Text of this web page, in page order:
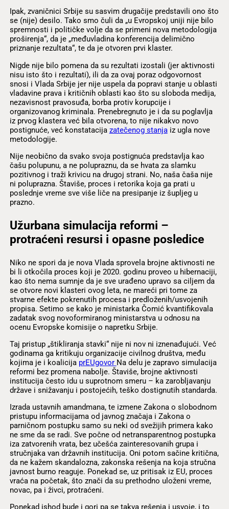
Ipak, zvaničnici Srbije su sasvim drugačije predstavili ono što
se (nije) desilo. Tako smo čuli da „u Evropskoj uniji nije bilo
spremnosti i političke volje da se primeni nova metodologija
proširenja“, da je „međuvladina konferencija delimično
priznanje rezultata“, te da je otvoren prvi klaster.
Nigde nije bilo pomena da su rezultati izostali (jer aktivnosti
nisu isto što i rezultati), ili da za ovaj poraz odgovornost
snosi i Vlada Srbije jer nije uspela da popravi stanje u oblasti
vladavine prava i kritičnih oblasti kao što su sloboda medija,
nezavisnost pravosuđa, borba protiv korupcije i
organizovanog kriminala. Prenebregnuto je i da su poglavlja
iz prvog klastera već bila otvorena, to nije nikakvo novo
postignuće, već konstatacija zatečenog stanja iz ugla nove
metodologije.
Nije neobično da svako svoja postignuća predstavlja kao
čašu polupunu, a ne polupraznu, da se hvata za slamku
pozitivnog i traži krivicu na drugoj strani. No, naša čaša nije
ni poluprazna. Štaviše, proces i retorika koja ga prati u
poslednje vreme sve više liče na presipanje iz šupljeg u
prazno.
Užurbana simulacija reformi –
protraćeni resursi i opasne posledice
Niko ne spori da je nova Vlada sprovela brojne aktivnosti ne
bi li otkočila proces koji je 2020. godinu proveo u hibernaciji,
kao što nema sumnje da je sve urađeno upravo sa ciljem da
se otvore novi klasteri ovog leta, ne mareći pri tome za
stvarne efekte pokrenutih procesa i predloženih/usvojenih
propisa. Setimo se kako je ministarka Čomić kvantifikovala
zadatak svog novoformiranog ministarstva u odnosu na
ocenu Evropske komisije o napretku Srbije.
Taj pristup „štikliranja stavki“ nije ni nov ni iznenađujući. Već
godinama ga kritikuju organizacije civilnog društva, među
kojima je i koalicija prEUgovor Na delu je zapravo simulacija
reformi bez promena nabolje. Štaviše, brojne aktivnosti
institucija često idu u suprotnom smeru – ka zarobljavanju
države i snižavanju i postojećih, teško dostignutih standarda.
Izrada ustavnih amandmana, te izmene Zakona o slobodnom
pristupu informacijama od javnog značaja i Zakona o
parničnom postupku samo su neki od svežijih primera kako
ne sme da se radi. Sve počne od netransparentnog postupka
iza zatvorenih vrata, bez učešća zainteresovanih grupa i
stručnjaka van državnih institucija. Oni potom sačine kritična,
da ne kažem skandalozna, zakonska rešenja na koja stručna
javnost burno reaguje. Ponekad se, uz pritisak iz EU, proces
vraća na početak, što znači da su prethodno uloženi vreme,
novac, pa i živci, protraćeni.